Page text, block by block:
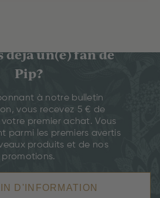
déjà un(e) fan de
Pip?
à notre bulletin
vous recevez 5 € de
premier achat. Vous
parmi les premiers avertis
produits et de nos
promotions.
D'INFORMATION